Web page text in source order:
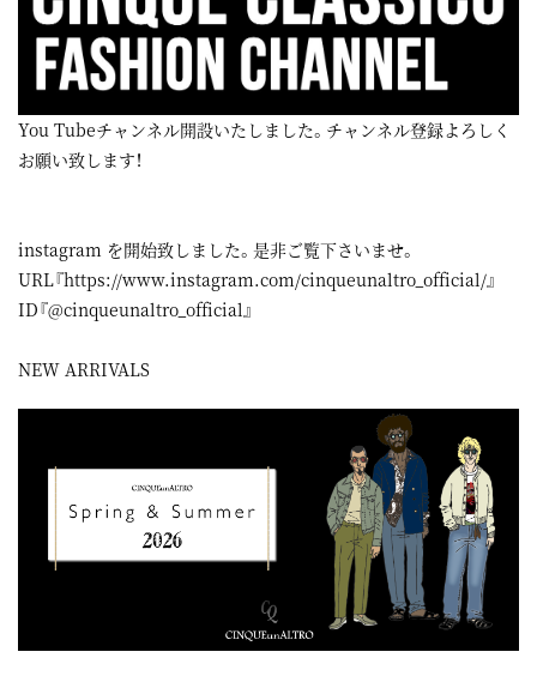
You Tubeチャンネル開設いたしました。チャンネル登録よろしく
お願い致します！
instagram を開始致しました。是非ご覧下さいませ。
URL『https://www.instagram.com/cinqueunaltro_official/』
ID『@cinqueunaltro_official』
NEW ARRIVALS